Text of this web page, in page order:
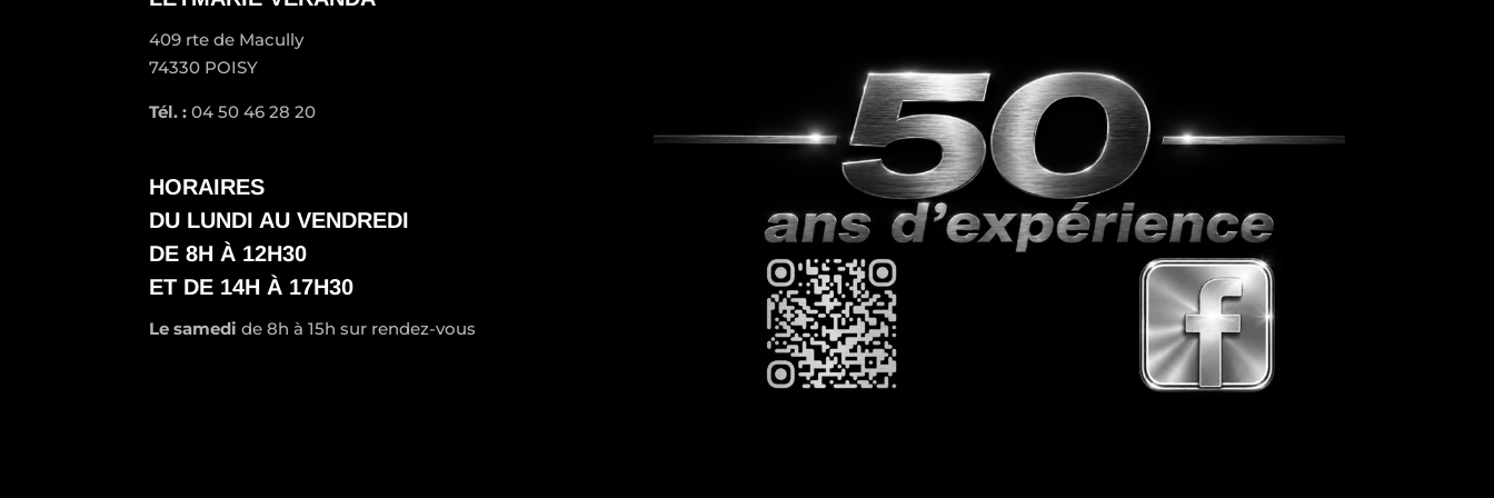
409 rte de Macully
74330 POISY
Tél. : 04 50 46 28 20
HORAIRES
DU LUNDI AU VENDREDI
DE 8H À 12H30
ET DE 14H À 17H30
Le samedi de 8h à 15h sur rendez-vous